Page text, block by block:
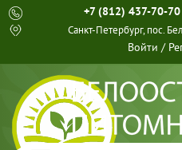
+7 (812) 437-70-70
Санкт-Петербург, пос.
Войти /